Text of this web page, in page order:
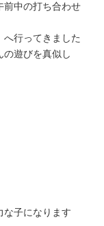
前中の打ち合わせ
行ってきました
の遊びを真似し
な子になります